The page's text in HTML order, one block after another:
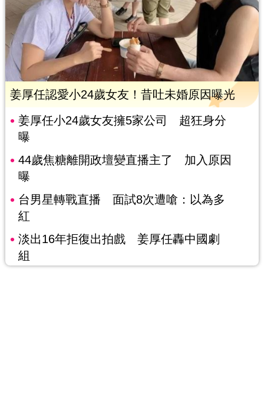
姜厚任認愛小24歲女友！昔吐未婚原因曝光
姜厚任小24歲女友擁5家公司 超狂身分
曝
44歲焦糖離開政壇變直播主了 加入原因
曝
台男星轉戰直播 面試8次遭嗆：以為多
紅
淡出16年拒復出拍戲 姜厚任轟中國劇
組